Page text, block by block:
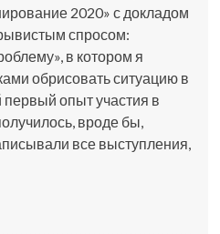
2020» с докладом
спросом:
в котором я
обрисовать ситуацию в
опыт участия в
вроде бы,
все выступления,